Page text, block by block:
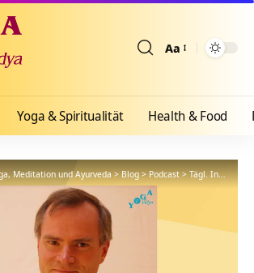
Aa
Yoga & Spiritualität Health & Food
Meditation und Ayurveda>Blog>Podcast>Tägl. Inspiration